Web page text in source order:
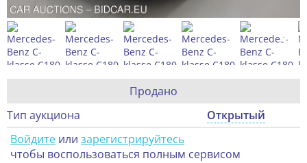
Продано
Тип аукциона
Открытый
Войдите или зарегистрируйтесь
чтобы воспользоваться полным сервисом